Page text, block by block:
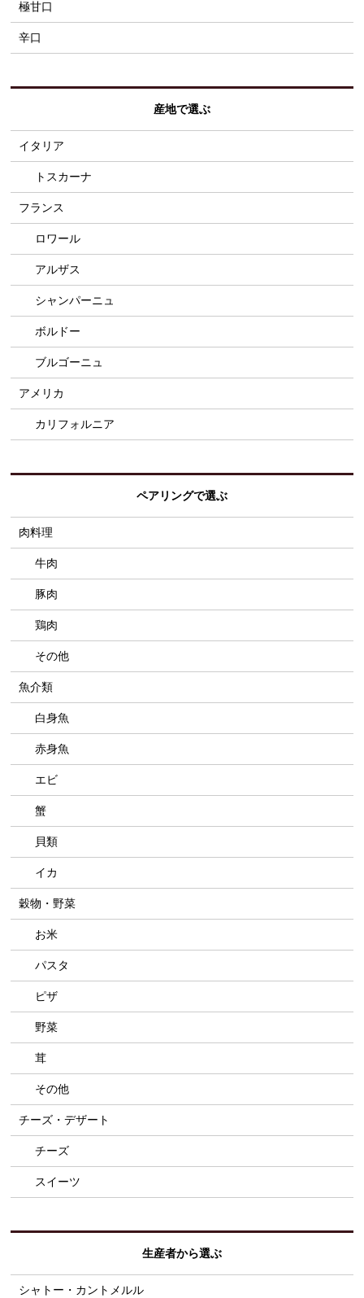
極甘口
辛口
産地で選ぶ
イタリア
トスカーナ
フランス
ロワール
アルザス
シャンパーニュ
ボルドー
ブルゴーニュ
アメリカ
カリフォルニア
ペアリングで選ぶ
肉料理
牛肉
豚肉
鶏肉
その他
魚介類
白身魚
赤身魚
エビ
蟹
貝類
イカ
穀物・野菜
お米
パスタ
ピザ
野菜
茸
その他
チーズ・デザート
チーズ
スイーツ
生産者から選ぶ
シャトー・カントメルル